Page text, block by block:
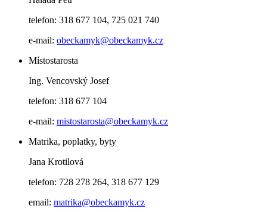
telefon: 318 677 104, 725 021 740
e-mail: obeckamyk@obeckamyk.cz
Místostarosta
Ing. Vencovský Josef
telefon: 318 677 104
e-mail: mistostarosta@obeckamyk.cz
Matrika, poplatky, byty
Jana Krotilová
telefon: 728 278 264, 318 677 129
email: matrika@obeckamyk.cz